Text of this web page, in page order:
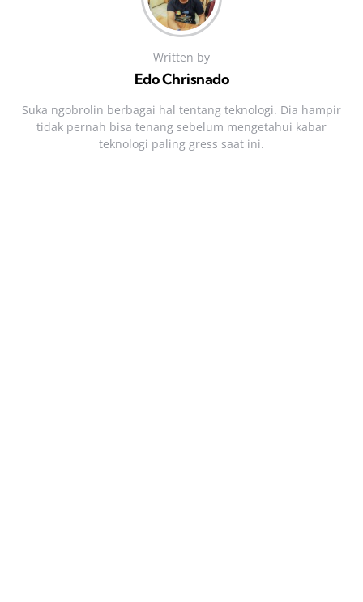
Written by
Edo Chrisnado
Suka ngobrolin berbagai hal tentang teknologi. Dia hampir
tidak pernah bisa tenang sebelum mengetahui kabar
teknologi paling gress saat ini.